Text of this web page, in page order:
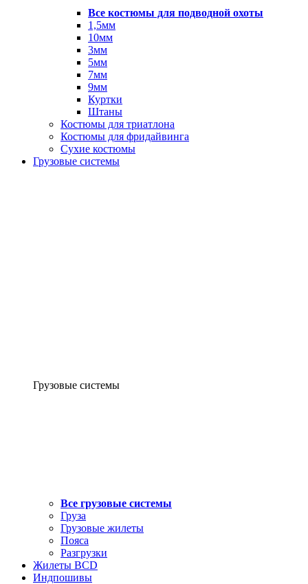
Все костюмы для подводной охоты
1,5мм
10мм
3мм
5мм
7мм
9мм
Куртки
Штаны
Костюмы для триатлона
Костюмы для фридайвинга
Сухие костюмы
Грузовые системы
Грузовые системы
Все грузовые системы
Груза
Грузовые жилеты
Пояса
Разгрузки
Жилеты BCD
Индпошивы